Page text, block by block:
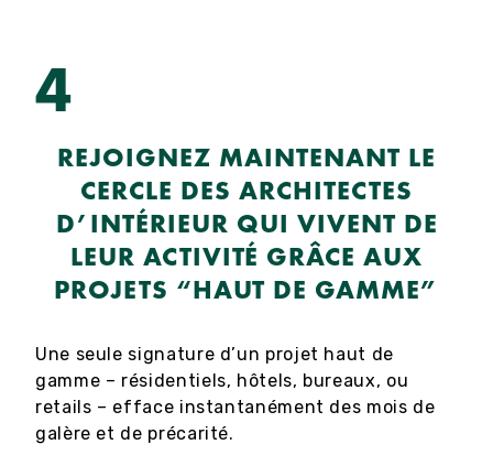
4
REJOIGNEZ MAINTENANT LE
CERCLE DES ARCHITECTES
D’INTÉRIEUR QUI VIVENT DE
LEUR ACTIVITÉ GRÂCE AUX
PROJETS “HAUT DE GAMME”
Une seule signature d’un projet haut de
gamme – résidentiels, hôtels, bureaux, ou
retails – efface instantanément des mois de
galère et de précarité.